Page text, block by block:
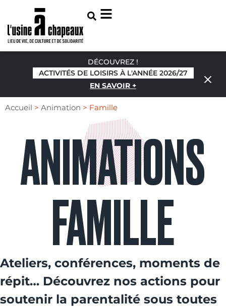
DÉCOUVREZ !
ACTIVITÉS DE LOISIRS À L'ANNÉE 2026/27
EN SAVOIR +
Accueil > Animation > Famille
ANIMATIONS
FAMILLE
Ateliers, conférences, moments de
répit… Découvrez nos actions pour
soutenir la parentalité sous toutes